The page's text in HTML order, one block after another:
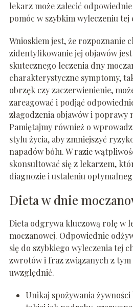
lekarz może zalecić
pomóc w szybkim wyleczeniu tej
Wnioskiem jest, że rozpoznanie
zidentyfikowanie jej objawów
skutecznego leczenia dny
charakterystyczne symptomy,
obrzęk czy zaczerwienienie,
zareagować i podjąć
złagodzenia objawów i poprawy
Pamiętajmy również o
stylu życia, aby zmniejszyć
napadów bólu. W razie
skonsultować się z lekarzem,
diagnozie i ustaleniu
Dieta w dnie
Dieta odgrywa kluczową rolę w
moczanowej. Odpowiednie
się do szybkiego wyleczenia tej
zwrotów i fraz związanych z
uwzględnić.
Unikaj spożywania